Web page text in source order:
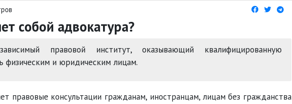
собой адвокатура?
правовой институт, оказывающий квалифицированную
и юридическим лицам.
правовые консультации гражданам, иностранцам, лицам без гражданства